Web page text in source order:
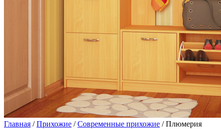
Главная /Прихожие /Современные прихожие / Плюмерия